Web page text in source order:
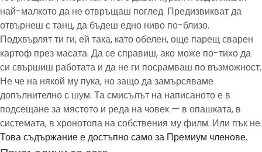
най-малкото да не отвръщаш поглед. Предизвикват да
отвърнеш с танц, да бъдеш едно ниво по-близо.
Подхвърлят ти ги, ей така, като обелен, още парещ сварен
картоф през масата. Да се справиш, ако може по-тихо да
си свършиш работата и да не ги посрамваш по възможност.
Не че на някой му пука, но защо да замърсяваме
допълнително с шум. Та смисълът на написаното е в
подсещане за мястото и реда на човек — в опашката, в
системата, в хронотопа на собствения му филм. Или пък не.
Това съдържание е достъпно само за Премиум членове.